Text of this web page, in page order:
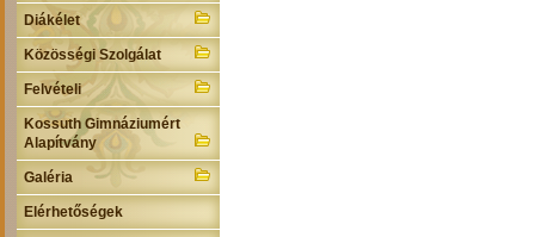
Diákélet
Közösségi Szolgálat
Felvételi
Kossuth Gimnáziumért
Alapítvány
Galéria
Elérhetőségek